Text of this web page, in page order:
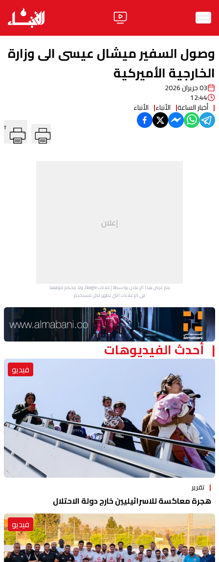
الأخبار
آراء
فيديو
مواقف
وصول السفير ميشال عيسى الى وزارة
الخارجية الأميركية
03 حزيران 2026
12:44
أخبار الساعة الأنباء الأنباء
T
إعلان
يتم عرض هذا الإعلان بواسطة إعلانات Google، ولا يتحكم موقعنا
في الإعلانات التي تظهر لكل مستخدم.
Advertisement Section
أحدث الفيديوهات
فيديو
تقرير
هجرة معاكسة للاسرائيليين خارج دولة الاحتلال
فيديو